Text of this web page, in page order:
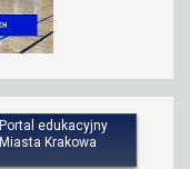
Portal edukacyjny
Miasta Krakowa